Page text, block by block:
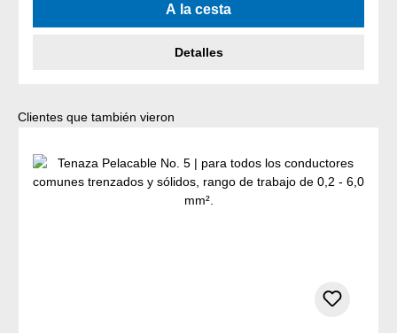
A la cesta
Detalles
Omitir la galería de productos
Clientes que también vieron